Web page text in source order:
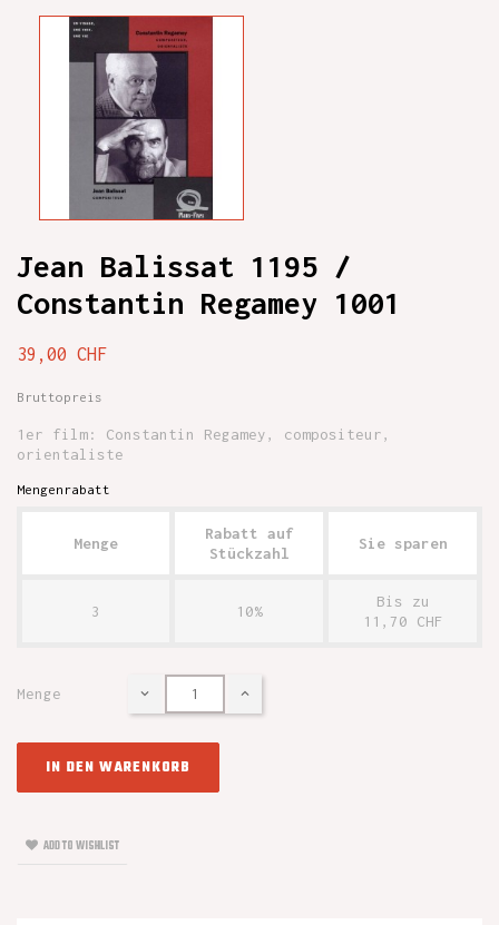
Jean Balissat 1195 /
Constantin Regamey 1001
39,00 CHF
Bruttopreis
1er film: Constantin Regamey, compositeur,
orientaliste
Mengenrabatt
Menge
Rabatt auf
Stückzahl
Sie sparen
3 10%
Bis zu
11,70 CHF
Menge
IN DEN WARENKORB
ADD TO WISHLIST